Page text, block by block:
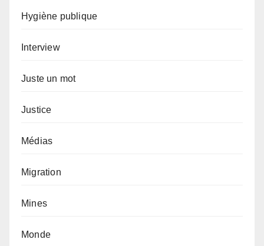
Hygiène publique
Interview
Juste un mot
Justice
Médias
Migration
Mines
Monde